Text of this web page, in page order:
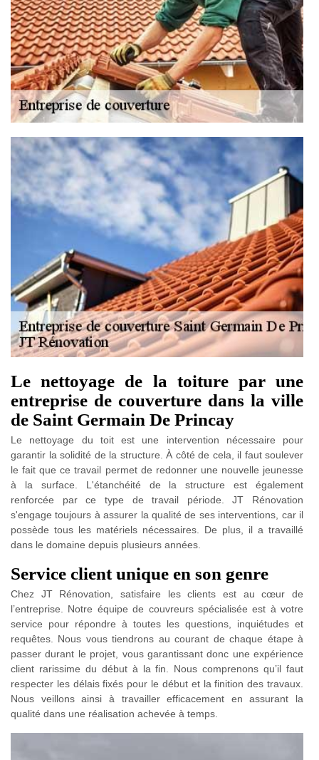
Le nettoyage de la toiture par une
entreprise de couverture dans la ville
de Saint Germain De Princay
Le nettoyage du toit est une intervention nécessaire pour
garantir la solidité de la structure. À côté de cela, il faut soulever
le fait que ce travail permet de redonner une nouvelle jeunesse
à la surface. L'étanchéité de la structure est également
renforcée par ce type de travail période. JT Rénovation
s'engage toujours à assurer la qualité de ses interventions, car il
possède tous les matériels nécessaires. De plus, il a travaillé
dans le domaine depuis plusieurs années.
Service client unique en son genre
Chez JT Rénovation, satisfaire les clients est au cœur de
l’entreprise. Notre équipe de couvreurs spécialisée est à votre
service pour répondre à toutes les questions, inquiétudes et
requêtes. Nous vous tiendrons au courant de chaque étape à
passer durant le projet, vous garantissant donc une expérience
client rarissime du début à la fin. Nous comprenons qu’il faut
respecter les délais fixés pour le début et la finition des travaux.
Nous veillons ainsi à travailler efficacement en assurant la
qualité dans une réalisation achevée à temps.